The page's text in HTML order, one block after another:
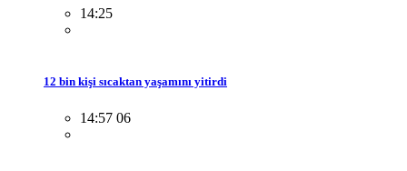
14:25
12 bin kişi sıcaktan yaşamını yitirdi
14:57 06